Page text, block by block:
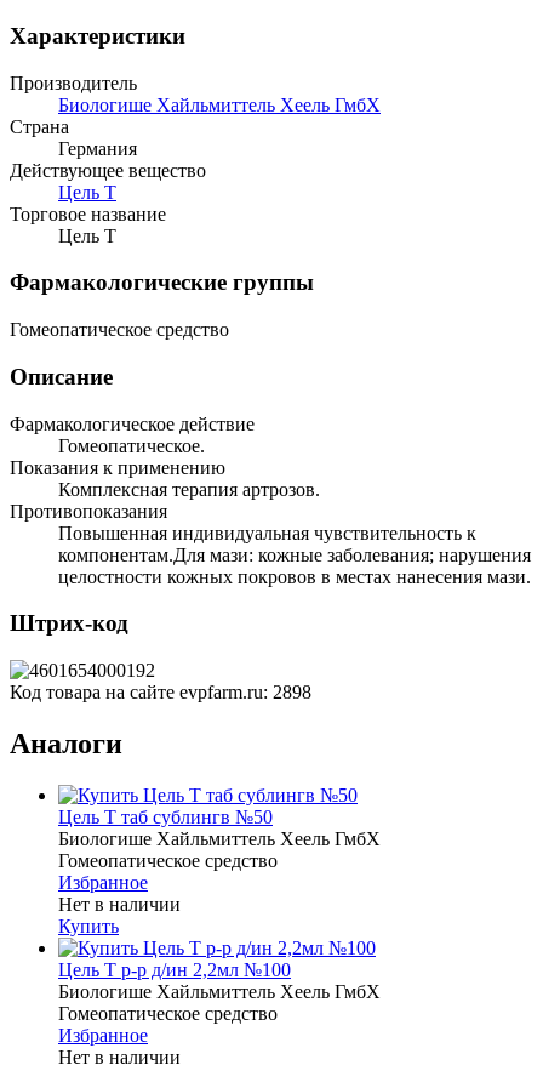
Характеристики
Производитель
Биологише Хайльмиттель Хеель ГмбХ
Страна
Германия
Действующее вещество
Цель Т
Торговое название
Цель Т
Фармакологические группы
Гомеопатическое средство
Описание
Фармакологическое действие
Гомеопатическое.
Показания к применению
Комплексная терапия артрозов.
Противопоказания
Повышенная индивидуальная чувствительность к
компонентам.Для мази: кожные заболевания; нарушения
целостности кожных покровов в местах нанесения мази.
Штрих-код
Код товара на сайте evpfarm.ru: 2898
Аналоги
Цель Т таб сублингв №50
Биологише Хайльмиттель Хеель ГмбХ
Гомеопатическое средство
Избранное
Нет в наличии
Купить
Цель Т р-р д/ин 2,2мл №100
Биологише Хайльмиттель Хеель ГмбХ
Гомеопатическое средство
Избранное
Нет в наличии